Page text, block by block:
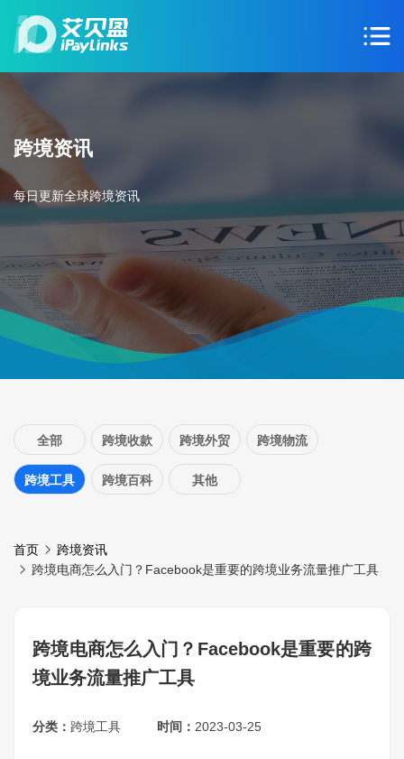
跨境资讯
每日更新全球跨境资讯
全部 跨境收款 跨境外贸 跨境物流
跨境工具 跨境百科 其他
首页
跨境资讯
跨境电商怎么入门？Facebook是重要的跨境业务流量推广工具
跨境电商怎么入门？Facebook是重要的跨
境业务流量推广工具
分类： 跨境工具 时间： 2023-03-25